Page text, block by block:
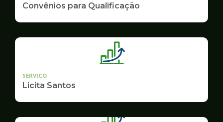
Convênios para Qualificação
SERVICO
Licita Santos